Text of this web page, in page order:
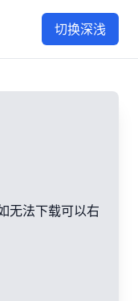
切换深浅
无法下载可以右